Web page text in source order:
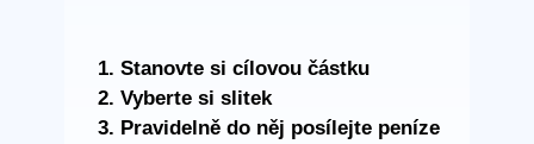
Stanovte si cílovou částku
Vyberte si slitek
Pravidelně do něj posílejte peníze